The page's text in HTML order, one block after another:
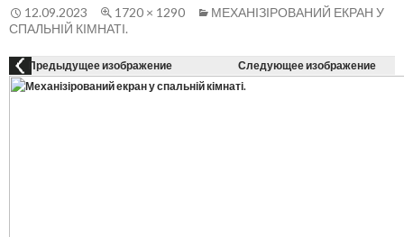
12.09.2023 1720 × 1290
МЕХАНІЗІРОВАНИЙ ЕКРАН У
СПАЛЬНІЙ КІМНАТІ.
Предыдущее изображение Следующее изображение